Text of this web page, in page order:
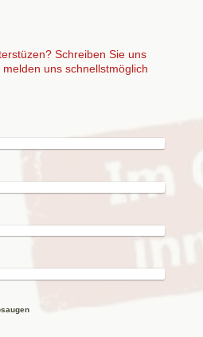
Schreiben Sie uns
uns schnellstmöglich